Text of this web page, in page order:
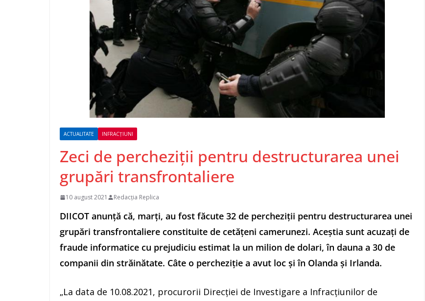
ACTUALITATE INFRACȚIUNI
Zeci de percheziții pentru destructurarea unei
grupări transfrontaliere
10 august 2021 Redacția Replica
DIICOT anunţă că, marţi, au fost făcute 32 de percheziţii pentru destructurarea unei
grupări transfrontaliere constituite de cetăţeni camerunezi. Aceştia sunt acuzaţi de
fraude informatice cu prejudiciu estimat la un milion de dolari, în dauna a 30 de
companii din străinătate. Câte o percheziţie a avut loc şi în Olanda şi Irlanda.
„La data de 10.08.2021, procurorii Direcţiei de Investigare a Infracţiunilor de